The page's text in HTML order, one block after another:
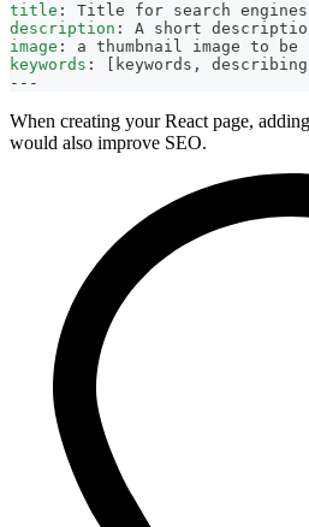
title :
Title for search
description :
A short
image :
a thumbnail image to be
keywords : [ keywords , describing
---
When creating your React page,
would also improve SEO.